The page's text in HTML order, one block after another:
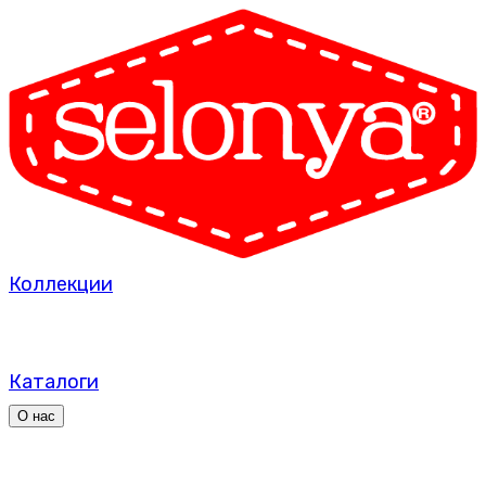
Коллекции
Каталоги
О нас